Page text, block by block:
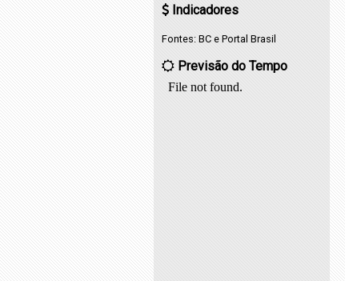
Indicadores
Fontes: BC e Portal Brasil
Previsão do Tempo